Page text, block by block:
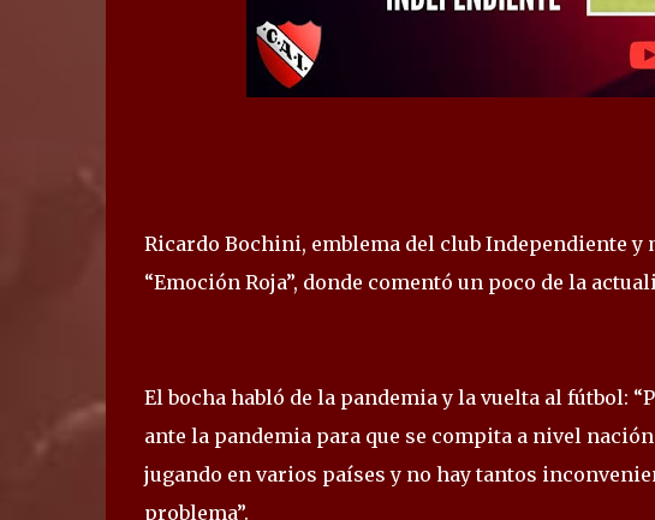
Ricardo Bochini, emblema del club Independiente
“Emoción Roja”, donde comentó un poco de la
El bocha habló de la pandemia y la vuelta al fútbol:
ante la pandemia para que se compita a nivel
jugando en varios países y no hay tantos
problema”.